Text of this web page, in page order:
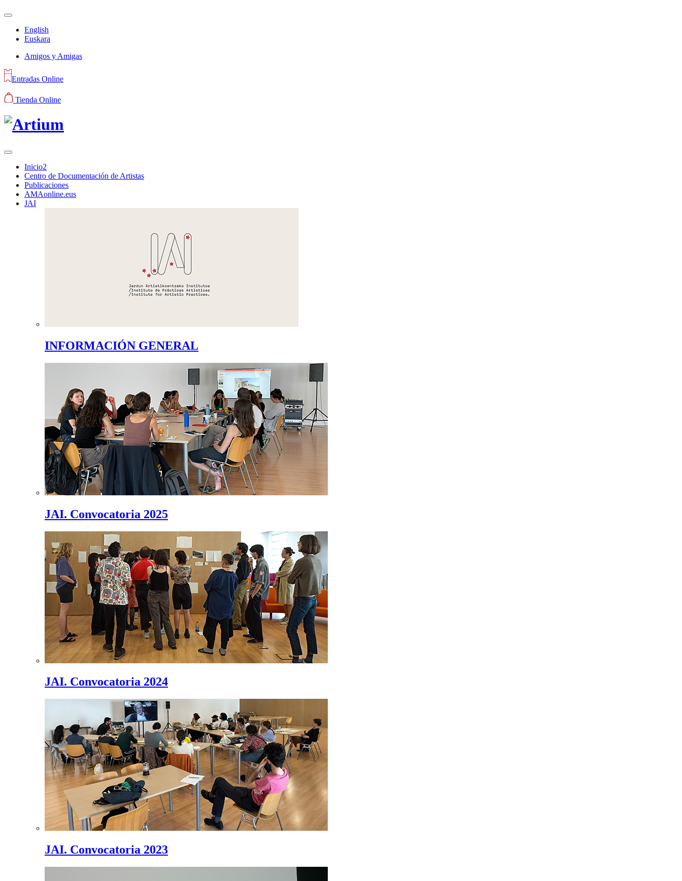
English
Euskara
Amigos y Amigas
Entradas Online
Tienda Online
Inicio2
Centro de Documentación de Artistas
Publicaciones
AMAonline.eus
JAI
INFORMACIÓN GENERAL
JAI. Convocatoria 2025
JAI. Convocatoria 2024
JAI. Convocatoria 2023